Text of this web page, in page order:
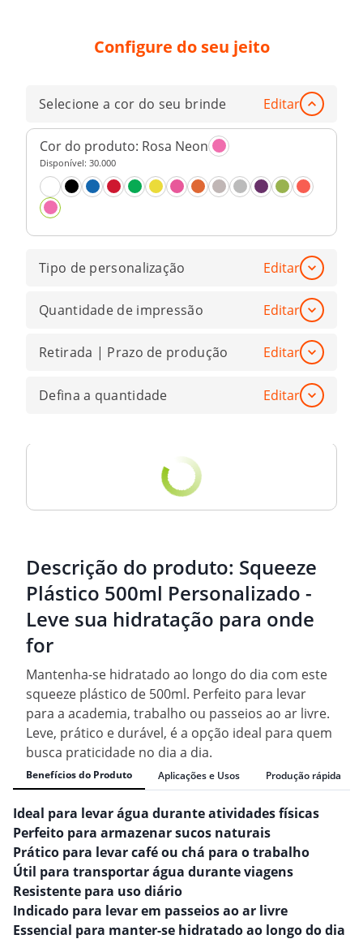
Configure do seu jeito
Selecione a cor do seu brinde Editar
Cor do produto: Rosa Neon
Disponível: 30.000
Tipo de personalização Editar
Quantidade de impressão Editar
Retirada | Prazo de produção Editar
Defina a quantidade Editar
Descrição do produto: Squeeze
Plástico 500ml Personalizado -
Leve sua hidratação para onde
for
Mantenha-se hidratado ao longo do dia com este
squeeze plástico de 500ml. Perfeito para levar
para a academia, trabalho ou passeios ao ar livre.
Leve, prático e durável, é a opção ideal para quem
busca praticidade no dia a dia.
Benefícios do Produto Aplicações e Usos Produção rápida
Ideal para levar água durante atividades físicas
Perfeito para armazenar sucos naturais
Prático para levar café ou chá para o trabalho
Útil para transportar água durante viagens
Resistente para uso diário
Indicado para levar em passeios ao ar livre
Essencial para manter-se hidratado ao longo do dia